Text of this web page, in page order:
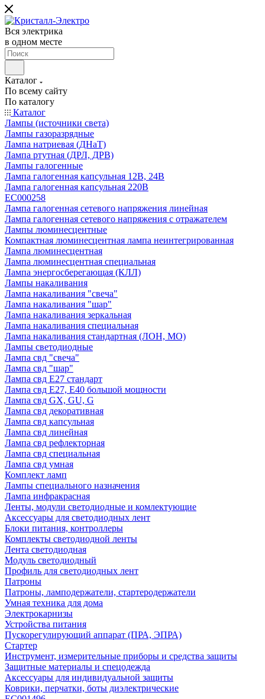
Вся электрика
в одном месте
Каталог
По всему сайту
По каталогу
Каталог
Лампы (источники света)
Лампы газоразрядные
Лампа натриевая (ДНаТ)
Лампа ртутная (ДРЛ, ДРВ)
Лампы галогенные
Лампа галогенная капсульная 12В, 24В
Лампа галогенная капсульная 220В
EC000258
Лампа галогенная сетевого напряжения линейная
Лампа галогенная сетевого напряжения с отражателем
Лампы люминесцентные
Компактная люминесцентная лампа неинтегрированная
Лампа люминесцентная
Лампа люминесцентная специальная
Лампа энергосберегающая (КЛЛ)
Лампы накаливания
Лампа накаливания "свеча"
Лампа накаливания "шар"
Лампа накаливания зеркальная
Лампа накаливания специальная
Лампа накаливания стандартная (ЛОН, МО)
Лампы светодиодные
Лампа свд "свеча"
Лампа свд "шар"
Лампа свд E27 стандарт
Лампа свд E27, Е40 большой мощности
Лампа свд GX, GU, G
Лампа свд декоративная
Лампа свд капсульная
Лампа свд линейная
Лампа свд рефлекторная
Лампа свд специальная
Лампа свд умная
Комплект ламп
Лампы специального назначения
Лампа инфракрасная
Ленты, модули светодиодные и комлектующие
Аксессуары для светодиодных лент
Блоки питания, контроллеры
Комплекты светодиодной ленты
Лента светодиодная
Модуль светодиодный
Профиль для светодиодных лент
Патроны
Патроны, ламподержатели, стартеродержатели
Умная техника для дома
Электрокарнизы
Устройства питания
Пускорегулирующий аппарат (ПРА, ЭПРА)
Стартер
Инструмент, измерительные приборы и средства защиты
Защитные материалы и спецодежда
Аксессуары для индивидуальной защиты
Коврики, перчатки, боты диэлектрические